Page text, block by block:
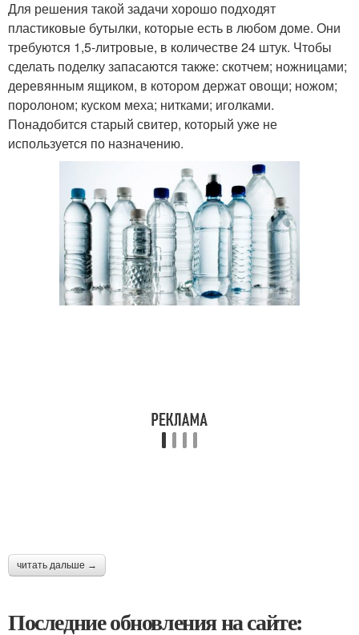
Для решения такой задачи хорошо подходят
пластиковые бутылки, которые есть в любом доме. Они
требуются 1,5-литровые, в количестве 24 штук. Чтобы
сделать поделку запасаются также: скотчем; ножницами;
деревянным ящиком, в котором держат овощи; ножом;
поролоном; куском меха; нитками; иголками.
Понадобится старый свитер, который уже не
используется по назначению.
читать дальше →
Последние обновления на сайте: